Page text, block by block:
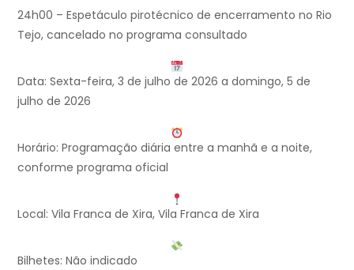
24h00 – Espetáculo pirotécnico de encerramento no Rio
Tejo, cancelado no programa consultado
Data: Sexta-feira, 3 de julho de 2026 a domingo, 5 de
julho de 2026
Horário: Programação diária entre a manhã e a noite,
conforme programa oficial
Local: Vila Franca de Xira, Vila Franca de Xira
Bilhetes: Não indicado